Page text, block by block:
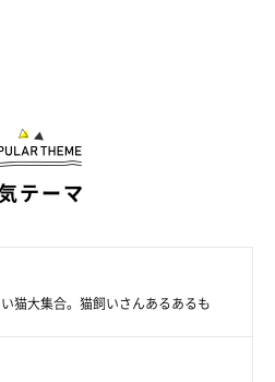
テーマ
猫大集合。猫飼いさんあるあるも